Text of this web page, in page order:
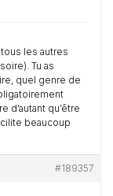
les autres
Tu as
quel genre de
d’autant qu’être
beaucoup
#189357